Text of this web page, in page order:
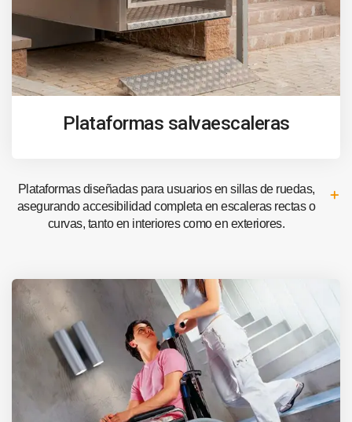
Plataformas salvaescaleras
Plataformas diseñadas para usuarios en sillas de ruedas,
asegurando accesibilidad completa en escaleras rectas o
curvas, tanto en interiores como en exteriores.